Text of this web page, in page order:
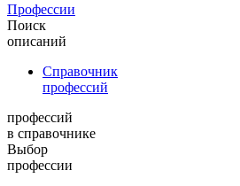
Профессии
Поиск
описаний
Справочник
профессий
профессий
в справочнике
Выбор
профессии